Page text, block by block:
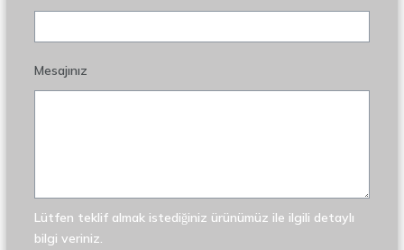
Mesajınız
Lütfen teklif almak istediğiniz ürünümüz ile ilgili detaylı
bilgi veriniz.